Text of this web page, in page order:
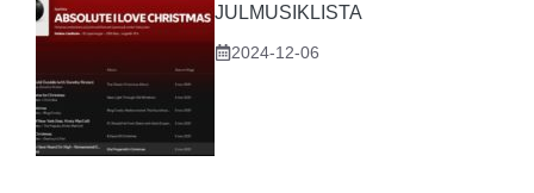
JULMUSIKLISTA
2024-12-06